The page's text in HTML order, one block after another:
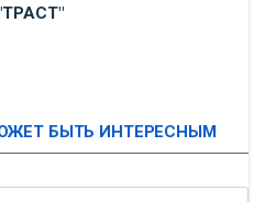
БЫТЬ ИНТЕРЕСНЫМ